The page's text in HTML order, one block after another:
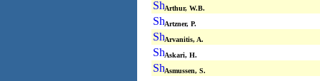
Arthur, W.B.
Artzner, P.
Arvanitis, A.
Askari, H.
Asmussen, S.